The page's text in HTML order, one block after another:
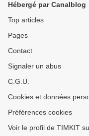
Hébergé par Canalblog
Top articles
Pages
Contact
Signaler un abus
C.G.U.
Cookies et données
Préférences cookies
Voir le profil de TIMKIT